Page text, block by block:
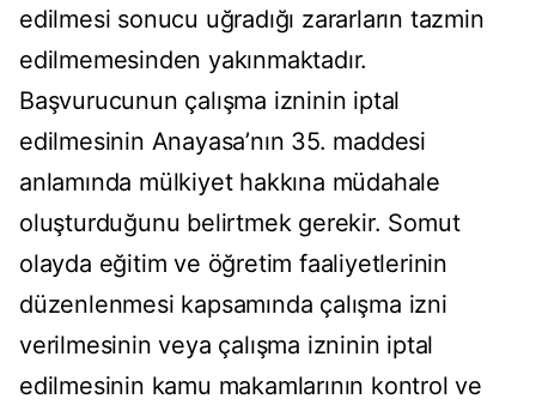
edilmesi sonucu uğradığı zararların tazmin
edilmemesinden yakınmaktadır.
Başvurucunun çalışma izninin iptal
edilmesinin Anayasa’nın 35. maddesi
anlamında mülkiyet hakkına müdahale
oluşturduğunu belirtmek gerekir. Somut
olayda eğitim ve öğretim faaliyetlerinin
düzenlenmesi kapsamında çalışma izni
verilmesinin veya çalışma izninin iptal
edilmesinin kamu makamlarının kontrol ve